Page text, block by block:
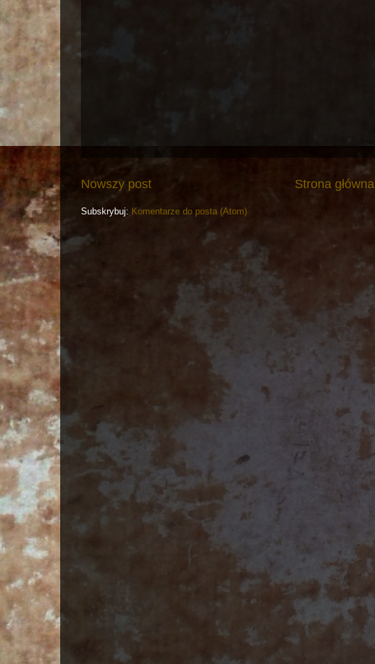
Nowszy post Strona główna
Subskrybuj: Komentarze do posta (Atom)